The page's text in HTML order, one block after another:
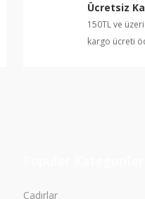
Ücretsiz
150TL ve
kargo ücreti
Çadırlar